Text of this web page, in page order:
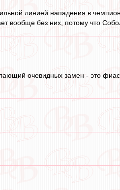
линией нападения в
вообще без них, потому что
очевидных замен - это